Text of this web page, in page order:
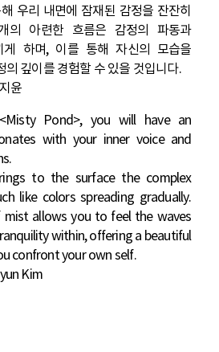
우리 내면에 잠재된 감정을 잔잔히
의 아련한 흐름은 감정의 파동과
게 하며, 이를 통해 자신의 모습을
의 깊이를 경험할 수 있을 것입니다.
윤
Pond>, you will have an
with your inner voice and
to the surface the complex
like colors spreading gradually.
allows you to feel the waves
within, offering a beautiful
confront your own self.
Kim